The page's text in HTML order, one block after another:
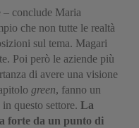
– conclude Maria
che non tutte le realtà
sul tema. Magari
Poi però le aziende più
di avere una visione
green, fanno un
questo settore. La
forte da un punto di